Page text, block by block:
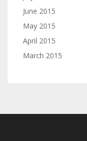
June 2015
May 2015
April 2015
March 2015